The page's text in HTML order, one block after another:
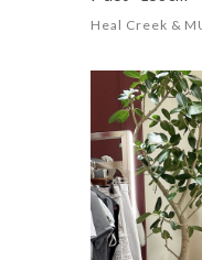
Heal Creek &